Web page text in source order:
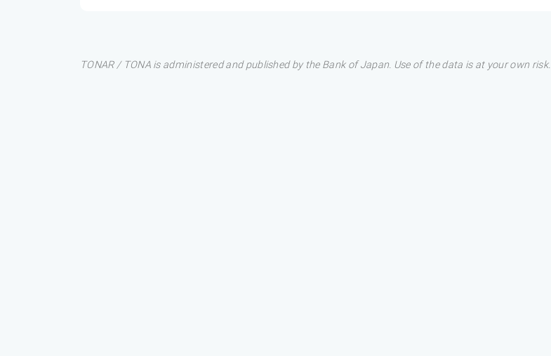
TONAR / TONA is administered and published by the Bank of Japan. Use of the data is at your own risk.